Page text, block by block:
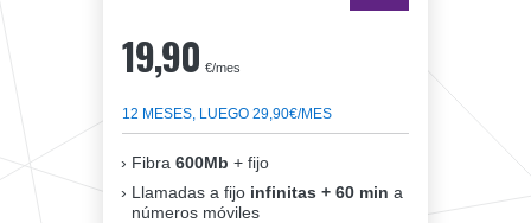
19,90 €/mes
12 MESES, LUEGO 29,90€/MES
Fibra 600Mb + fijo
Llamadas a fijo infinitas + 60 min a
números móviles